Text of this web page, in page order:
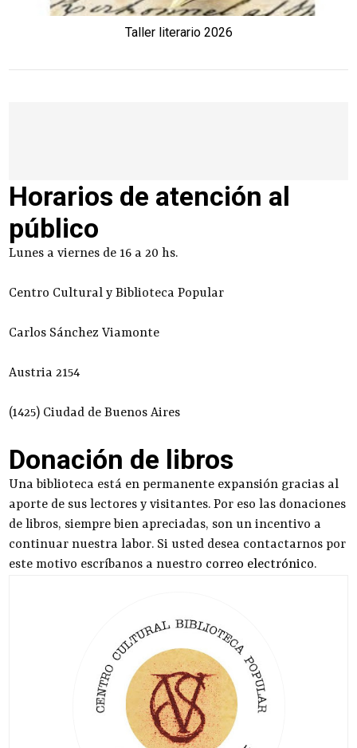
Taller literario 2026
Horarios de atención al
público
Lunes a viernes de 16 a 20 hs.
Centro Cultural y Biblioteca Popular
Carlos Sánchez Viamonte
Austria 2154
(1425) Ciudad de Buenos Aires
Donación de libros
Una biblioteca está en permanente expansión gracias al
aporte de sus lectores y visitantes. Por eso las donaciones
de libros, siempre bien apreciadas, son un incentivo a
continuar nuestra labor. Si usted desea contactarnos por
este motivo escríbanos a nuestro correo electrónico.